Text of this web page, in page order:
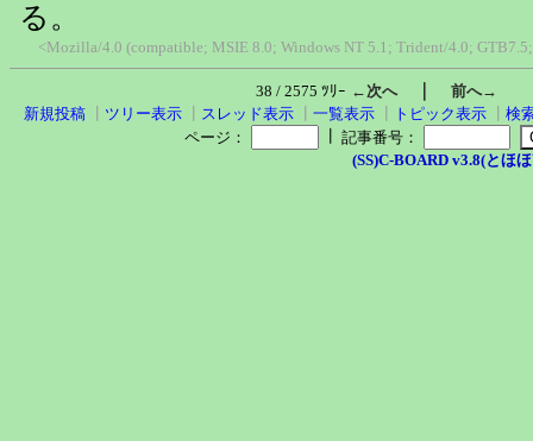
る。
<Mozilla/4.0 (compatible; MSIE 8.0; Windows NT 5.1; Trident/4.0;
38 / 2575 ﾂﾘｰ ←次へ｜ 前へ→
新規投稿
ツリー表示 スレッド表示 一覧表示 トピック表示
検
ページ：
記事番号：
(SS)C-BOARD v3.8(とほ